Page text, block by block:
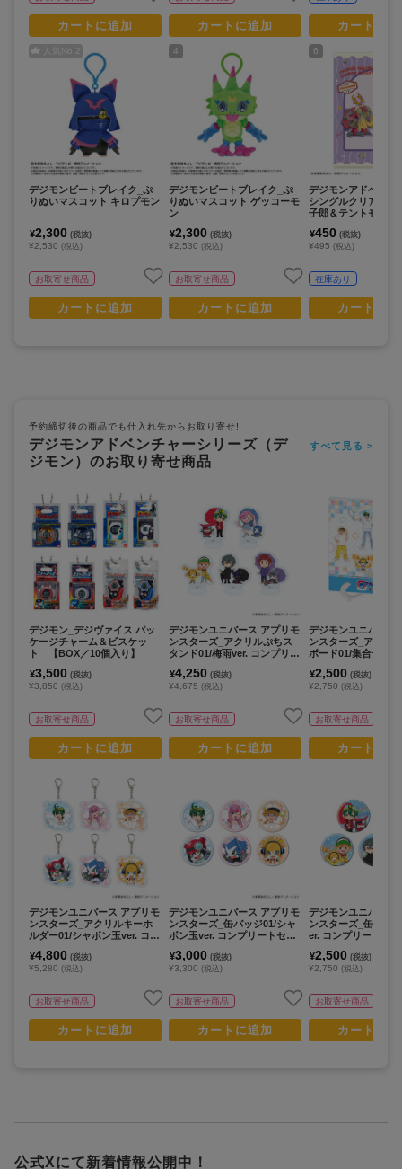
カートに追加
人気No. 2
デジモンビートブレイク_ぷ
りぬいマスコット キロプモン
¥2,300 (税抜)
¥2,530 (税込)
お取寄せ商品
カートに追加
カートに追加
4
デジモンビートブレイク_ぷ
りぬいマスコット ゲッコーモ
ン
¥2,300 (税抜)
¥2,530 (税込)
お取寄せ商品
カートに追加
カートに
6
デジモンアドベンチ
シングルクリアファ
子郎＆テントモン
¥450 (税抜)
¥495 (税込)
在庫あり
カートに
予約締切後の商品でも仕入れ先からお取り寄せ!
デジモンアドベンチャーシリーズ（デ
ジモン）のお取り寄せ商品
すべて見る >
デジモン_デジヴァイス パッ
ケージチャーム＆ビスケッ
ト 【BOX／10個入り】
¥3,500 (税抜)
¥3,850 (税込)
お取寄せ商品
カートに追加
デジモンユニバース アプリモ
ンスターズ_アクリルキーホ
ルダー01/シャボン玉ver. コン
下ろしイラスト)【コンプリー
トセット／6個入り】
¥4,800 (税抜)
¥5,280 (税込)
お取寄せ商品
カートに追加
デジモンユニバース アプリモ
ンスターズ_アクリルぷちス
タンド01/梅雨ver. コンプリー
トイラスト)【コンプリートセ
ット／5個入り】
¥4,250 (税抜)
¥4,675 (税込)
お取寄せ商品
カートに追加
デジモンユニバース アプリモ
ンスターズ_缶バッジ01/シャ
ボン玉ver. コンプリートセッ
ト)【コンプリートセット／6
個入り】
¥3,000 (税抜)
¥3,300 (税込)
お取寄せ商品
カートに追加
デジモンユニバース
ンスターズ_アクリ
ボード01/集合デザ
ト)
¥2,500 (税抜)
¥2,750 (税込)
お取寄せ商品
カートに
デジモンユニバース
ンスターズ_缶バッ
er. コンプリートセ
【コンプリートセッ
入り】
¥2,500 (税抜)
¥2,750 (税込)
お取寄せ商品
カートに
公式Xにて新着情報公開中！